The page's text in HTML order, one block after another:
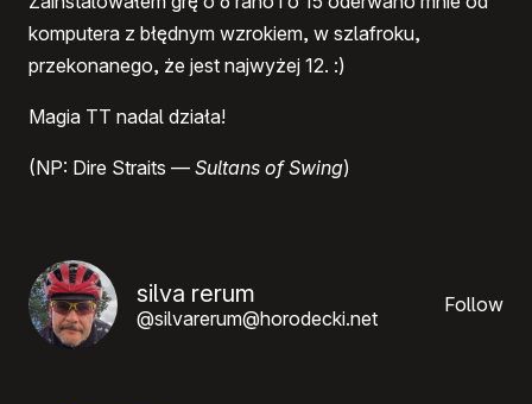
komputera z błędnym wzrokiem, w szlafroku,
przekonanego, że jest najwyżej 12. :)
Magia TT nadal działa!
(NP: Dire Straits — Sultans of Swing)
silva rerum
@silvarerum@horodecki.net
Follow